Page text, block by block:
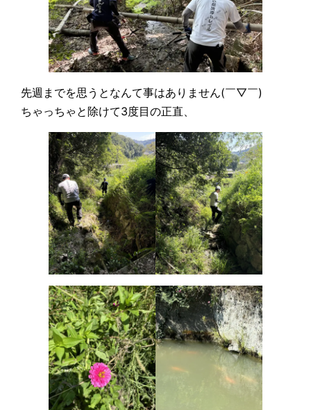
先週までを思うとなんて事はありません(￣▽￣)
ちゃっちゃと除けて3度目の正直、